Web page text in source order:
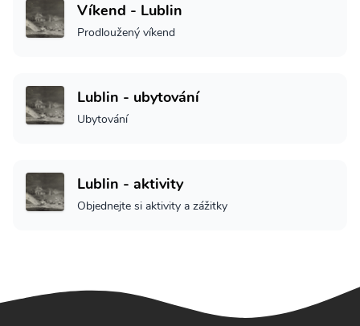
Víkend - Lublin
Prodloužený víkend
Lublin - ubytování
Ubytování
Lublin - aktivity
Objednejte si aktivity a zážitky